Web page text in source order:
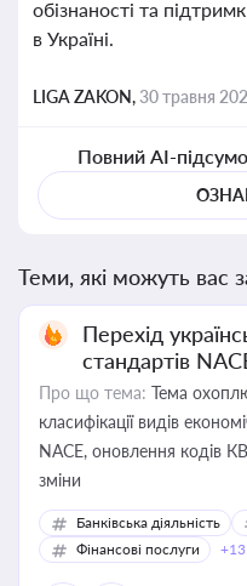
обізнаності та
в Україні.
LIGA ZAKON,30 травня
Повний AI-
Теми, які можуть вас
Перехід
стандартів
Про що тема: Тема
класифікації видів
NACE, оновлення кодів
зміни
Банківська діяльність
Фінансові послуги
+13